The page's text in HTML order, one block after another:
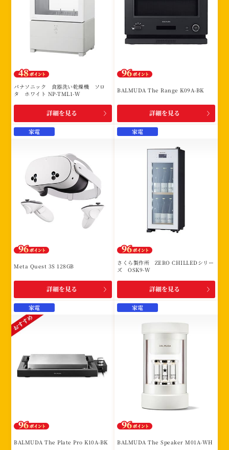
パナソニック 食器洗い乾燥機 ソロ
タ ホワイト NP-TML1-W
詳細を見る
BALMUDA The Range K09A-BK
詳細を見る
家電
Meta Quest 3S 128GB
詳細を見る
家電
さくら製作所 ZERO CHILLEDシリー
ズ OSK9-W
詳細を見る
家電
BALMUDA The Plate Pro K10A-BK
家電
BALMUDA The Speaker M01A-WH